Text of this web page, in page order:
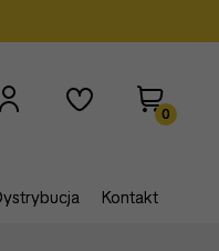
0
Kontakt